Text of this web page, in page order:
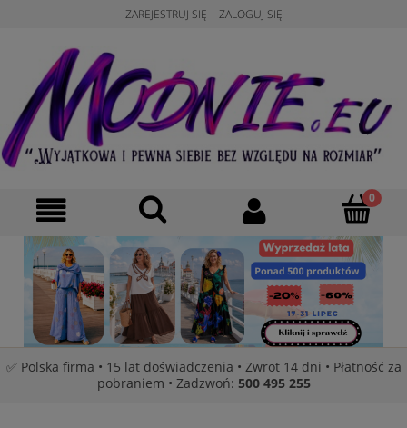
ZAREJESTRUJ SIĘ ZALOGUJ SIĘ
✅ Polska firma • 15 lat doświadczenia • Zwrot 14 dni • Płatność za
pobraniem • Zadzwoń: 500 495 255